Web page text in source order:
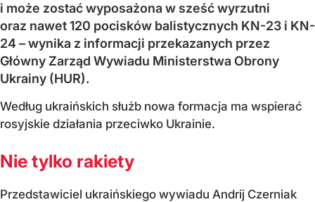
i może zostać wyposażona w sześć wyrzutni
oraz nawet 120 pocisków balistycznych KN-23 i KN-
24 – wynika z informacji przekazanych przez
Główny Zarząd Wywiadu Ministerstwa Obrony
Ukrainy (HUR).
Według ukraińskich służb nowa formacja ma wspierać
rosyjskie działania przeciwko Ukrainie.
Nie tylko rakiety
Przedstawiciel ukraińskiego wywiadu Andrij Czerniak